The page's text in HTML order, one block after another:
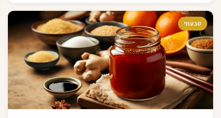
טבעוני